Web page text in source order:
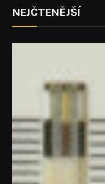
NEJČTENĚJŠÍ